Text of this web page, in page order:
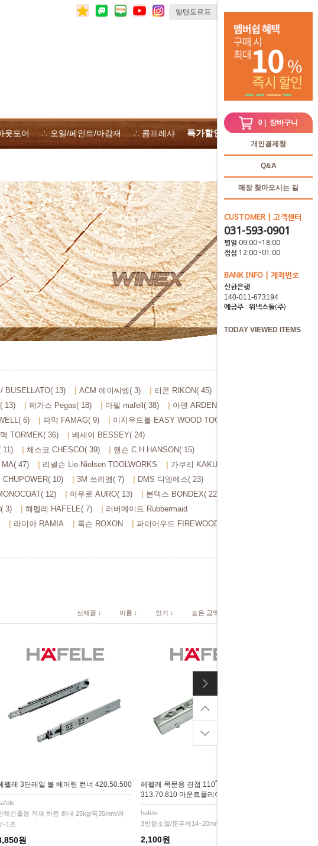
웃도어 ∴ 오일/페인트/마감재 ∴ 콤프레샤 특가할인 ∴전체상품
0 | 장바구니
개인결제창
Q&A
매장 찾아오시는 길
CUSTOMER | 고객센터
031-593-0901
평일 09:00~18:00
점심 12:00~01:00
BANK INFO | 계좌번호
신한은행
예금주 : 위넥스툴(주)
TODAY VIEWED ITEMS
BUSELLATO( 13) ACM 에이씨엠( 3)
리콘 RIKON( 45)
13) 페가스 Pegas( 18) 마펠 mafell( 38)
아덴 ARDEN( 106)
6) 파막 FAMAG( 9)
이지우드툴 EASY WOOD TOOLS( 28)
TORMEK( 36)
베세이 BESSEY( 24)
11) 체스코 CHESCO( 39)
핸슨 C.H.HANSON( 15)
MA( 47) 리넬슨 Lie-Nielsen TOOLWORKS
가쿠리 KAKURI( 84)
CHUPOWER( 10) 3M 쓰리엠( 7)
DMS 디엠에스( 23)
12) 아우로 AURO( 13)
본덱스 BONDEX( 22)
3) 해펠레 HAFELE( 7)
러버메이드 Rubbermaid
라미아 RAMIA 록슨 ROXON
파이어우드 FIREWOOD( 3)
신제품 ↓ 이름 ↓ 인기 ↓ 높은 금액 ↓
펠레 3단레일 볼 베어링 런너 420.50.500
체인출형 적재 하중 최대 25kg/폭35mm/좌
-1조
원
헤펠레 목문용 경첩 110˚/덮방타입
313.70.810 마운트플레이트 313.72.010
hafele
3방향조절/문두께14~20mm
2,100원